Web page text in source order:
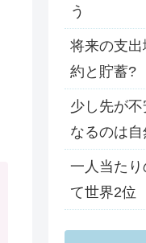
う
将来の支
約と貯蓄?
少し先が
なるのは自
一人当た
て世界2位